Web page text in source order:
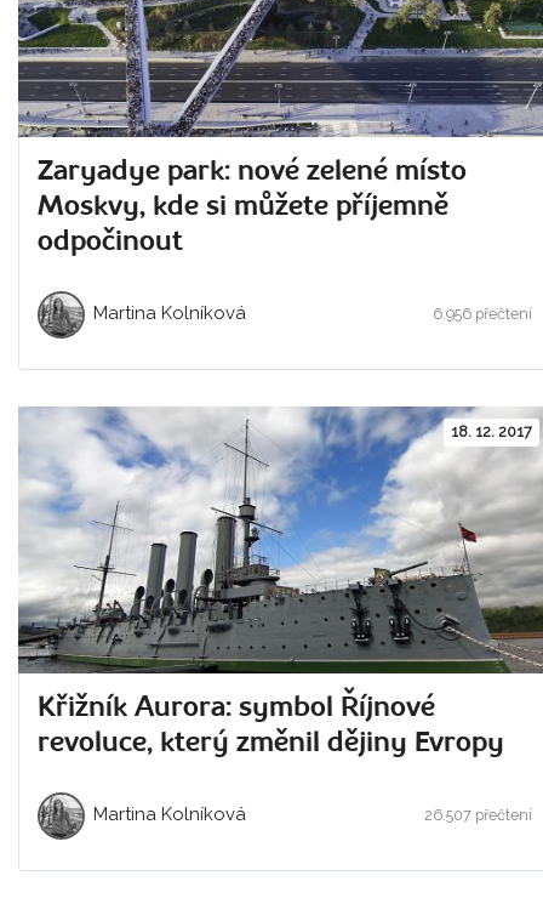
Zaryadye park: nové zelené místo
Moskvy, kde si můžete příjemně
odpočinout
Martina Kolníková 6.956 přečtení
18. 12. 2017
Křižník Aurora: symbol Říjnové
revoluce, který změnil dějiny Evropy
Martina Kolníková 26.507 přečtení